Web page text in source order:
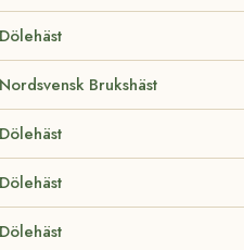
Dölehäst
Nordsvensk Brukshäst
Dölehäst
Dölehäst
Dölehäst